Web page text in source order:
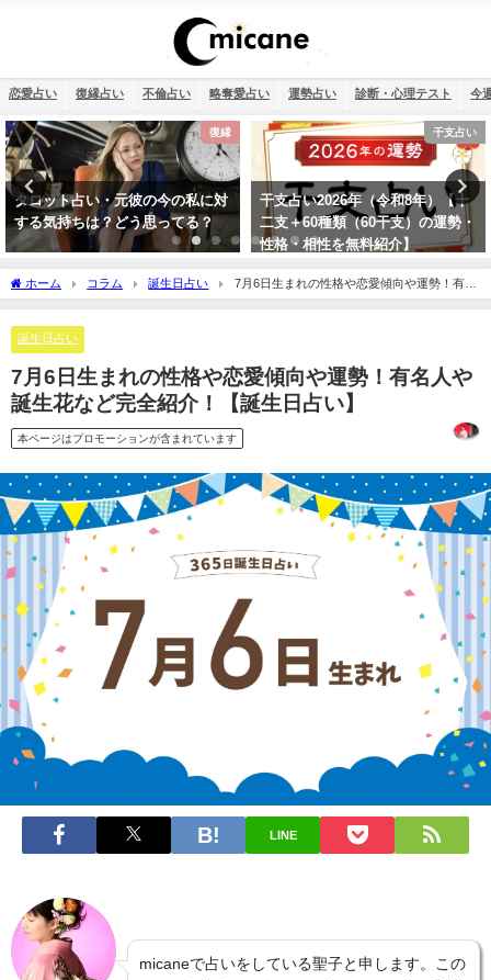
恋愛占い 復縁占い 不倫占い 略奪愛占い 運勢占い 診断・心理テスト 今
干支占い
干支占い2026年（令和8年）【十
二支＋60種類（60干支）の運勢・
性格・相性を無料紹介】
12星座
【2026年】12星座別の運勢まとめ
ホーム コラム 誕生日占い
7月6日生まれの性格や恋愛傾向や運勢！有名
人や誕生花など完全紹介！【誕生日占い】
誕生日占い
7月6日生まれの性格や恋愛傾向や運勢！有名人や
誕生花など完全紹介！【誕生日占い】
本ページはプロモーションが含まれています
LINE
micaneで占いをしている聖子と申します。この